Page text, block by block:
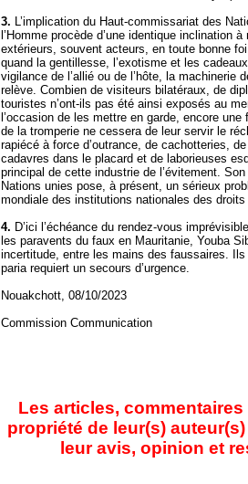
3. L’implication du Haut-commissariat des
l’Homme procède d’une identique inclination
extérieurs, souvent acteurs, en toute bonne
quand la gentillesse, l’exotisme et les
vigilance de l’allié ou de l’hôte, la machinerie
relève. Combien de visiteurs bilatéraux, de
touristes n’ont-ils pas été ainsi exposés au
l’occasion de les mettre en garde, encore
de la tromperie ne cessera de leur servir le
rapiécé à force d’outrance, de cachotteries,
cadavres dans le placard et de laborieuses
principal de cette industrie de l’évitement.
Nations unies pose, à présent, un sérieux
mondiale des institutions nationales des droits
4. D’ici l’échéance du rendez-vous
les paravents du faux en Mauritanie, Youba
incertitude, entre les mains des faussaires. Ils
paria requiert un secours d’urgence.
Nouakchott, 08/10/2023
Commission Communication
Les articles,
propriété de leur(s)
leur avis, opinion et